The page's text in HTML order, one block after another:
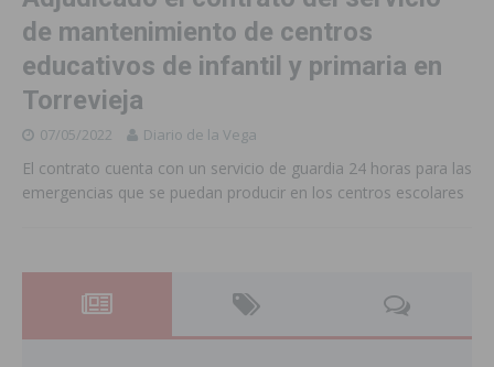
de mantenimiento de centros
educativos de infantil y primaria en
Torrevieja
07/05/2022 Diario de la Vega
El contrato cuenta con un servicio de guardia 24 horas para las
emergencias que se puedan producir en los centros escolares